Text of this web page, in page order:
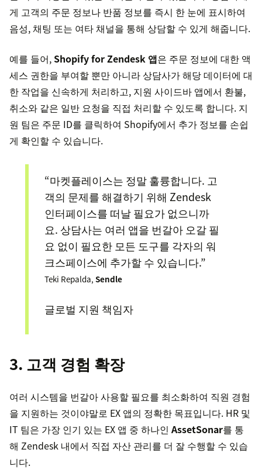
게 고객의 주문 정보나 반품 정보를 즉시 한 눈에 표시하여
음성, 채팅 또는 여타 채널을 통해 상담할 수 있게 해줍니다.
예를 들어, Shopify for Zendesk 앱은 주문 정보에 대한 액
세스 권한을 부여할 뿐만 아니라 상담사가 해당 데이터에 대
한 작업을 신속하게 처리하고, 지원 사이드바 앱에서 환불,
취소와 같은 일반 요청을 직접 처리할 수 있도록 합니다. 지
원 팀은 주문 ID를 클릭하여 Shopify에서 추가 정보를 손쉽
게 확인할 수 있습니다.
“마켓플레이스는 정말 훌륭합니다. 고
객의 문제를 해결하기 위해 Zendesk
인터페이스를 떠날 필요가 없으니까
요. 상담사는 여러 앱을 번갈아 오갈 필
요 없이 필요한 모든 도구를 각자의 워
크스페이스에 추가할 수 있습니다.”
Teki Repalda, Sendle
글로벌 지원 책임자
3. 고객 경험 확장
여러 시스템을 번갈아 사용할 필요를 최소화하여 직원 경험
을 지원하는 것이야말로 EX 앱의 정확한 목표입니다. HR 및
IT 팀은 가장 인기 있는 EX 앱 중 하나인 AssetSonar를 통
해 Zendesk 내에서 직접 자산 관리를 더 잘 수행할 수 있습
니다.